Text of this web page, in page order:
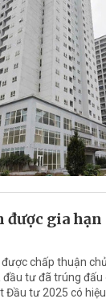
được gia hạn
được chấp thuận
tư đã trúng đấu
Đầu tư 2025 có